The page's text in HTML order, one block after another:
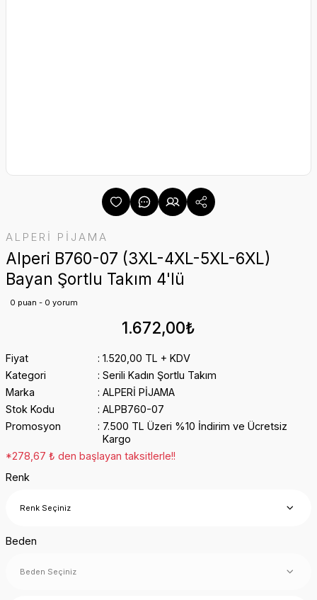
ALPERİ PİJAMA
Alperi B760-07 (3XL-4XL-5XL-6XL)
Bayan Şortlu Takım 4'lü
0 puan - 0 yorum
1.672,00₺
Fiyat
1.520,00 TL + KDV
Kategori
Serili Kadın Şortlu Takım
Marka
ALPERİ PİJAMA
Stok Kodu
ALPB760-07
Promosyon
7.500 TL Üzeri %10 İndirim ve Ücretsiz
Kargo
*278,67 ₺ den başlayan taksitlerle!!
Renk
Beden